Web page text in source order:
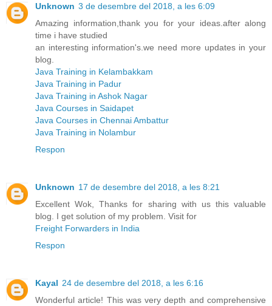
Unknown 3 de desembre del 2018, a les 6:09
Amazing information,thank you for your ideas.after along
time i have studied
an interesting information's.we need more updates in your
blog.
Java Training in Kelambakkam
Java Training in Padur
Java Training in Ashok Nagar
Java Courses in Saidapet
Java Courses in Chennai Ambattur
Java Training in Nolambur
Respon
Unknown 17 de desembre del 2018, a les 8:21
Excellent Wok, Thanks for sharing with us this valuable
blog. I get solution of my problem. Visit for
Freight Forwarders in India
Respon
Kayal 24 de desembre del 2018, a les 6:16
Wonderful article! This was very depth and comprehensive